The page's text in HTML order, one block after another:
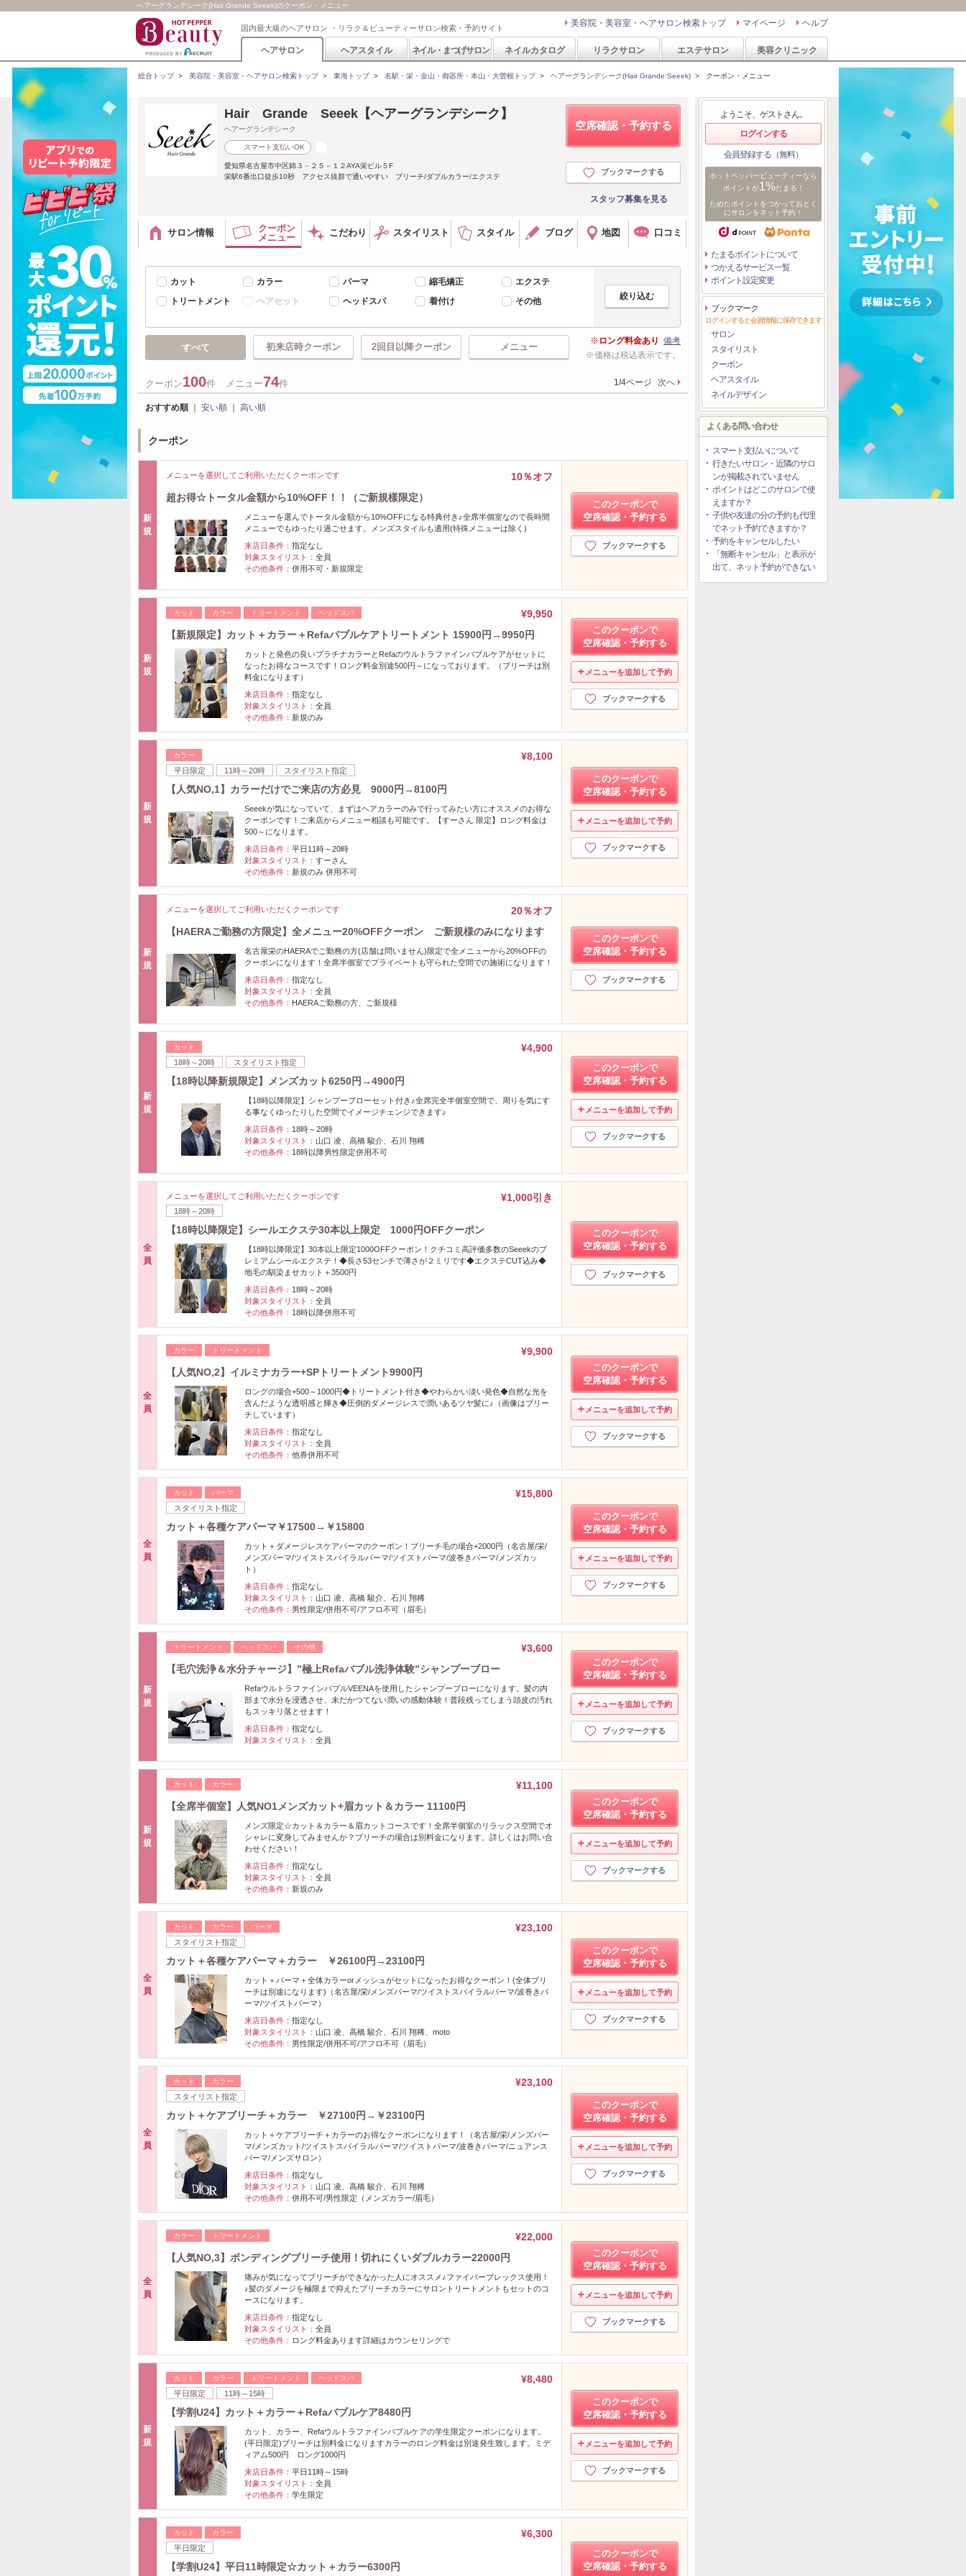
ヘアーグランデシーク(Hair Grande Seeek)のクーポン・メニュー
国内最大級のヘアサロン ・リラク＆ビューティーサロン検索・予約サイト ヘルプ
マイページ
美容院・美容室・ヘアサロン検索トップ
ヘアサロン ヘアスタイル ネイル・まつげサロン ネイルカタログ リラクサロン エステサロン 美容クリニック
総合トップ> 美容院・美容室・ヘアサロン検索トップ> 東海トップ> 名駅・栄・金山・御器所・本山・大曽根トップ> ヘアーグランデシーク(Hair Grande Seeek) > クーポン・メニュー
空席確認・予約する
ブックマークする
スタッフ募集を見る
Hair Grande Seeek【ヘアーグランデシーク】
ヘアーグランデシーク
スマート支払いOK
愛知県名古屋市中区錦３－２５－１２AYA栄ビル５F
栄駅6番出口徒歩10秒 アクセス抜群で通いやすい ブリーチ/ダブルカラー/エクステ
サロン情報
クーポン
メニュー
こだわり スタイリスト スタイル ブログ 地図 口コミ
カット カラー パーマ 縮毛矯正
エクステ
トリートメント
ヘアセット ヘッドスパ 着付け その他
すべて 初来店時クーポン 2回目以降クーポン メニュー
ロング料金あり 備考
価格は税込表示です。
クーポン100件 メニュー74件 1/4ページ 次へ
おすすめ順 ｜ 安い順 ｜ 高い順
クーポン
新
規
メニューを選択してご利用いただくクーポンです
10％オフ
超お得☆トータル金額から10%OFF！！（ご新規樣限定）
メニューを選んでトータル金額から10%OFFになる特典付き♪全席半個室なので長時間
メニューでもゆったり過ごせます。メンズスタイルも適用(特殊メニューは除く)
来店日条件： 指定なし
対象スタイリスト： 全員
その他条件： 併用不可・新規限定
このクーポンで
空席確認・予約する
ブックマークする
新
規
カット カラー トリートメント ヘッドスパ
¥9,950
【新規限定】カット＋カラー＋Refaバブルケアトリートメント 15900円→9950円
カットと発色の良いプラチナカラーとRefaのウルトラファインバブルケアがセットに
なったお得なコースです！ロング料金別途500円～になっております。（ブリーチは別
料金になります）
来店日条件： 指定なし
対象スタイリスト： 全員
その他条件： 新規のみ
このクーポンで
空席確認・予約する
メニューを追加して予約
ブックマークする
新
規
カラー
平日限定 11時～20時 スタイリスト指定
¥8,100
【人気NO,1】カラーだけでご来店の方必見 9000円→8100円
Seeekが気になっていて、まずはヘアカラーのみで行ってみたい方にオススメのお得な
クーポンです！ご来店からメニュー相談も可能です。【すーさん 限定】ロング料金は
500～になります。
来店日条件： 平日11時～20時
対象スタイリスト： すーさん
その他条件： 新規のみ 併用不可
このクーポンで
空席確認・予約する
メニューを追加して予約
ブックマークする
新
規
メニューを選択してご利用いただくクーポンです
20％オフ
【HAERAご勤務の方限定】全メニュー20%OFFクーポン ご新規様のみになります
名古屋栄のHAERAでご勤務の方(店舗は問いません)限定で全メニューから20%OFFの
クーポンになります！全席半個室でプライベートも守られた空間での施術になります！
来店日条件： 指定なし
対象スタイリスト： 全員
その他条件： HAERAご勤務の方、ご新規様
このクーポンで
空席確認・予約する
ブックマークする
新
規
カット
18時～20時 スタイリスト指定
¥4,900
【18時以降新規限定】メンズカット6250円→4900円
【18時以降限定】シャンプーブローセット付き♪全席完全半個室空間で、周りを気にす
る事なくゆったりした空間でイメージチェンジできます♪
来店日条件： 18時～20時
対象スタイリスト： 山口 凌、高橋 駿介、石川 翔稀
その他条件： 18時以降男性限定併用不可
このクーポンで
空席確認・予約する
メニューを追加して予約
ブックマークする
全
員
メニューを選択してご利用いただくクーポンです
18時～20時
¥1,000引き
【18時以降限定】シールエクステ30本以上限定 1000円OFFクーポン
【18時以降限定】30本以上限定1000OFFクーポン！クチコミ高評価多数のSeeekのプ
レミアムシールエクステ！◆長さ53センチで薄さが２ミリです◆エクステCUT込み◆
地毛の馴染ませカット＋3500円
来店日条件： 18時～20時
対象スタイリスト： 全員
その他条件： 18時以降併用不可
このクーポンで
空席確認・予約する
ブックマークする
全
員
カラー トリートメント
¥9,900
【人気NO,2】イルミナカラー+SPトリートメント9900円
ロングの場合+500～1000円◆トリートメント付き◆やわらかい淡い発色◆自然な光を
含んだような透明感と輝き◆圧倒的ダメージレスで潤いあるツヤ髪に♪（画像はブリー
チしています）
来店日条件： 指定なし
対象スタイリスト： 全員
その他条件： 他券併用不可
このクーポンで
空席確認・予約する
メニューを追加して予約
ブックマークする
全
員
カット パーマ
スタイリスト指定
¥15,800
カット＋各種ケアパーマ￥17500→￥15800
カット＋ダメージレスケアパーマのクーポン！ブリーチ毛の場合+2000円（名古屋/栄/
メンズパーマ/ツイストスパイラルパーマ/ツイストパーマ/波巻きパーマ/メンズカッ
ト）
来店日条件： 指定なし
対象スタイリスト： 山口 凌、高橋 駿介、石川 翔稀
その他条件： 男性限定/併用不可/アフロ不可（眉毛）
このクーポンで
空席確認・予約する
メニューを追加して予約
ブックマークする
新
規
トリートメント ヘッドスパ その他
¥3,600
【毛穴洗浄＆水分チャージ】”極上Refaバブル洗浄体験”シャンプーブロー
RefaウルトラファインバブルVEENAを使用したシャンプーブローになります。髪の内
部まで水分を浸透させ、未だかつてない潤いの感動体験！普段残ってしまう頭皮の汚れ
もスッキリ落とせます！
来店日条件： 指定なし
対象スタイリスト： 全員
このクーポンで
空席確認・予約する
メニューを追加して予約
ブックマークする
新
規
カット カラー
¥11,100
【全席半個室】人気NO1メンズカット+眉カット＆カラー 11100円
メンズ限定☆カット＆カラー＆眉カットコースです！全席半個室のリラックス空間でオ
シャレに変身してみませんか？ブリーチの場合は別料金になります。詳しくはお問い合
わせください！
来店日条件： 指定なし
対象スタイリスト： 全員
その他条件： 新規のみ
このクーポンで
空席確認・予約する
メニューを追加して予約
ブックマークする
全
員
カット カラー パーマ
スタイリスト指定
¥23,100
カット＋各種ケアパーマ＋カラー ￥26100円→23100円
カット＋パーマ＋全体カラーorメッシュがセットになったお得なクーポン！(全体ブリ
ーチは別途になります)（名古屋/栄/メンズパーマ/ツイストスパイラルパーマ/波巻きパ
ーマ/ツイストパーマ）
来店日条件： 指定なし
対象スタイリスト： 山口 凌、高橋 駿介、石川 翔稀、moto
その他条件： 男性限定/併用不可/アフロ不可（眉毛）
このクーポンで
空席確認・予約する
メニューを追加して予約
ブックマークする
全
員
カット カラー
スタイリスト指定
¥23,100
カット＋ケアブリーチ＋カラー ￥27100円→￥23100円
カット＋ケアブリーチ＋カラーのお得なクーポンになります！（名古屋/栄/メンズパー
マ/メンズカット/ツイストスパイラルパーマ/ツイストパーマ/波巻きパーマ/ニュアンス
パーマ/メンズサロン）
来店日条件： 指定なし
対象スタイリスト： 山口 凌、高橋 駿介、石川 翔稀
その他条件： 併用不可/男性限定（メンズカラー/眉毛）
このクーポンで
空席確認・予約する
メニューを追加して予約
ブックマークする
全
員
カラー トリートメント
¥22,000
【人気NO,3】ボンディングブリーチ使用！切れにくいダブルカラー22000円
痛みが気になってブリーチができなかった人にオススメ♪ファイバープレックス使用！
♪髪のダメージを極限まで抑えたブリーチカラーにサロントリートメントもセットのコ
ースになります。
来店日条件： 指定なし
対象スタイリスト： 全員
その他条件： ロング料金あります詳細はカウンセリングで
このクーポンで
空席確認・予約する
メニューを追加して予約
ブックマークする
新
規
カット カラー トリートメント ヘッドスパ
平日限定 11時～15時
¥8,480
【学割U24】カット＋カラー＋Refaバブルケア8480円
カット、カラー、Refaウルトラファインバブルケアの学生限定クーポンになります。
(平日限定)ブリーチは別料金になりますカラーのロング料金は別途発生致します。ミデ
ィアム500円 ロング1000円
来店日条件： 平日11時～15時
対象スタイリスト： 全員
その他条件： 学生限定
このクーポンで
空席確認・予約する
メニューを追加して予約
ブックマークする
カット カラー
平日限定
¥6,300
【学割U24】平日11時限定☆カット＋カラー6300円
このクーポンで
空席確認・予約する
ようこそ、ゲストさん。
ログインする
会員登録する（無料）
ホットペッパービューティーなら
ポイントが1%たまる！
ためたポイントをつかっておとく
にサロンをネット予約！
たまるポイントについて
つかえるサービス一覧
ポイント設定変更
ブックマーク
ログインすると会員情報に保存できます
サロン
スタイリスト
クーポン
ヘアスタイル
ネイルデザイン
よくある問い合わせ
スマート支払いについて
行きたいサロン・近隣のサロ
ンが掲載されていません
ポイントはどこのサロンで使
えますか？
子供や友達の分の予約も代理
でネット予約できますか？
予約をキャンセルしたい
「無断キャンセル」と表示が
出て、ネット予約ができない